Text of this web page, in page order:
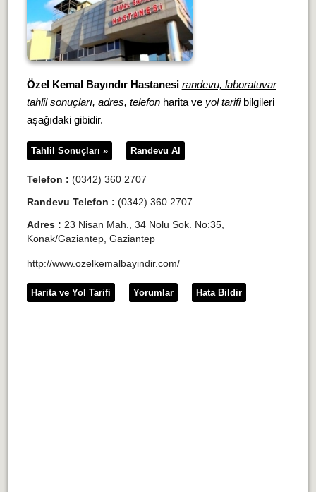
Özel Kemal Bayındır Hastanesi randevu, laboratuvar
tahlil sonuçları, adres, telefonharita ve yol tarifibilgileri
aşağıdaki gibidir.
Tahlil Sonuçları » Randevu Al
Telefon : (0342) 360 2707
Randevu Telefon : (0342) 360 2707
Adres : 23 Nisan Mah., 34 Nolu Sok. No:35,
Konak/Gaziantep, Gaziantep
http://www.ozelkemalbayindir.com/
Harita ve Yol Tarifi Yorumlar Hata Bildir